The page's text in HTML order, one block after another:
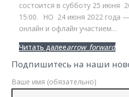
состоится в субботу 25 июня
15:00.⠀НО 24 июня 2022 года
онлайн и офлайн участием…
Facebook
Twitter
Google+
Читать далееarrow_forward
Подпишитесь на наши
Ваше имя (обязательно)